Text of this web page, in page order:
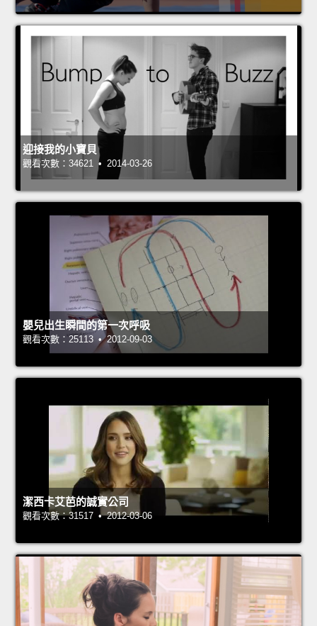
迎接我的小寶貝
觀看次數：34621 • 2014-03-26
嬰兒出生瞬間的第一次呼吸
觀看次數：25113 • 2012-09-03
潔西卡艾芭的誠實公司
觀看次數：31517 • 2012-03-06